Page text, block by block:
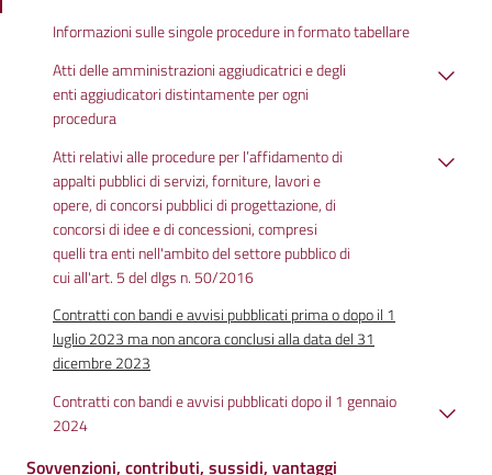
Informazioni sulle singole procedure in formato tabellare
Atti delle amministrazioni aggiudicatrici e degli
enti aggiudicatori distintamente per ogni
procedura
Atti relativi alle procedure per l’affidamento di
appalti pubblici di servizi, forniture, lavori e
opere, di concorsi pubblici di progettazione, di
concorsi di idee e di concessioni, compresi
quelli tra enti nell'ambito del settore pubblico di
cui all'art. 5 del dlgs n. 50/2016
Contratti con bandi e avvisi pubblicati prima o dopo il 1
luglio 2023 ma non ancora conclusi alla data del 31
dicembre 2023
Contratti con bandi e avvisi pubblicati dopo il 1 gennaio
2024
Sovvenzioni, contributi, sussidi, vantaggi